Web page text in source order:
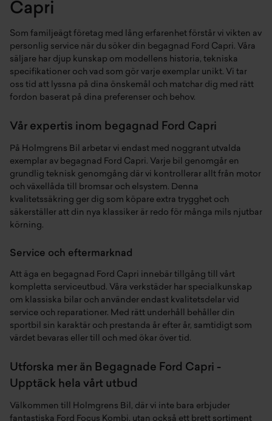
Capri
Som familjeägt företag med lång erfarenhet förstår vi vikten av
personlig service när du söker din begagnad Ford Capri. Våra
säljare har djup kunskap om modellens historia, tekniska
specifikationer och vad som gör varje exemplar unikt. Vi tar
oss tid att lyssna på dina önskemål och matchar dig med rätt
fordon baserat på dina preferenser och behov.
Vår expertis inom begagnad Ford Capri
På Holmgrens Bil arbetar vi endast med noggrant utvalda
exemplar av begagnad Ford Capri. Varje bil genomgår en
grundlig teknisk genomgång där vi kontrollerar allt från motor
och växellåda till bromsar och elsystem. Denna
kvalitetssäkring ger dig som köpare extra trygghet och
säkerställer att din nya klassiker är redo för många mils njutbar
körning.
Service och eftermarknad
Att äga en begagnad Ford Capri innebär tillgång till vårt
kompletta serviceutbud. Våra verkstäder har specialkunskap
om klassiska bilar och använder endast kvalitetsdelar vid
service och reparationer. Med rätt underhåll behåller din
sportbil sin karaktär och prestanda år efter år, samtidigt som
värdet bevaras eller till och med ökar över tid.
Utforska mer än Begagnade Ford Capri -
Upptäck hela vårt utbud
Välkommen till Holmgrens Bil, där vi inte bara erbjuder
fantastiska Ford Focus Kombi, utan också ett brett sortiment